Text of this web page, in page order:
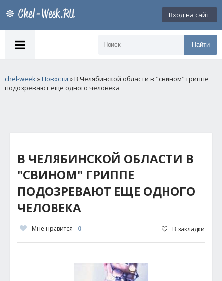
Вход на сайт
Найти
chel-week»Новости » В Челябинской области в "свином" гриппе
подозревают еще одного человека
В ЧЕЛЯБИНСКОЙ ОБЛАСТИ В
"СВИНОМ" ГРИППЕ
ПОДОЗРЕВАЮТ ЕЩЕ ОДНОГО
ЧЕЛОВЕКА
Мне нравится 0 В закладки